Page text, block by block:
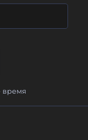
время